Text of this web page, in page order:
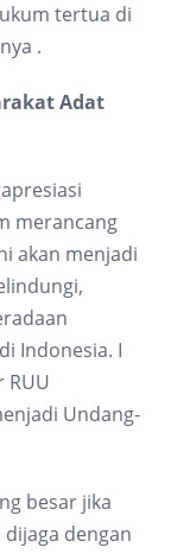
tertua di
.
Adat
merancang
akan menjadi
Indonesia. I
RUU
Undang-
besar jika
dengan